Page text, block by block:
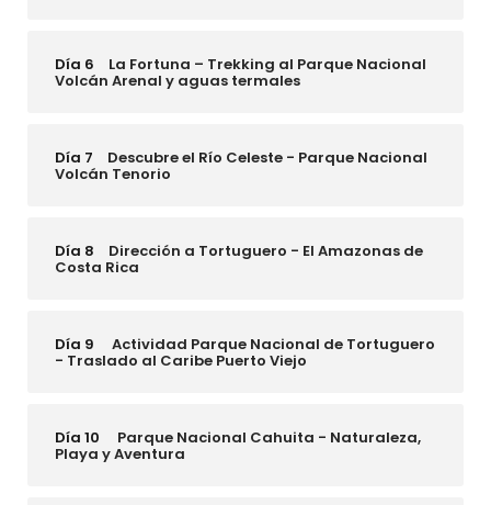
Día 6 La Fortuna – Trekking al Parque Nacional
Volcán Arenal y aguas termales
Día 7 Descubre el Río Celeste - Parque Nacional
Volcán Tenorio
Día 8 Dirección a Tortuguero - El Amazonas de
Costa Rica
Día 9 Actividad Parque Nacional de Tortuguero
- Traslado al Caribe Puerto Viejo
Día 10 Parque Nacional Cahuita - Naturaleza,
Playa y Aventura